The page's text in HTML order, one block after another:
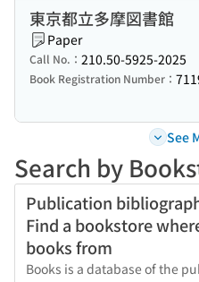
東京都立多摩図書館
Paper
Call No.： 210.50-5925-2025
Book Registration Number：
See
Search by
Publication
Find a bookstore
books from
Books is a database of the